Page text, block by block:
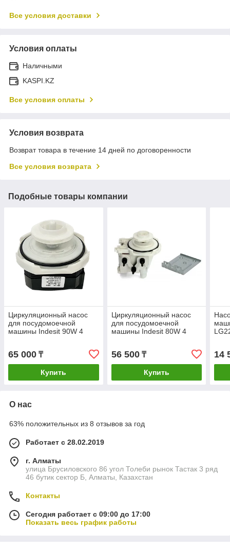
Все условия доставки
Условия оплаты
Наличными
KASPI.KZ
Все условия оплаты
Условия возврата
Возврат товара в течение 14 дней по договоренности
Все условия возврата
Подобные товары компании
Циркуляционный насос
для посудомоечной
машины Indesit 90W 4
(VSM-E20, 482000023311)
Ariston
65 000 ₸
Купить
Циркуляционный насос
для посудомоечной
машины Indesit 80W 4
480140100848) Whirlpool
56 500₸
Купить
14
О нас
63% положительных из 8 отзывов за год
Работает с 28.02.2019
г. Алматы
улица Брусиловского 86 угол Толеби рынок Тастак 3 ряд
46 бутик сектор Б, Алматы, Казахстан
Контакты
Сегодня работает с 09:00 до 17:00
Показать весь график работы